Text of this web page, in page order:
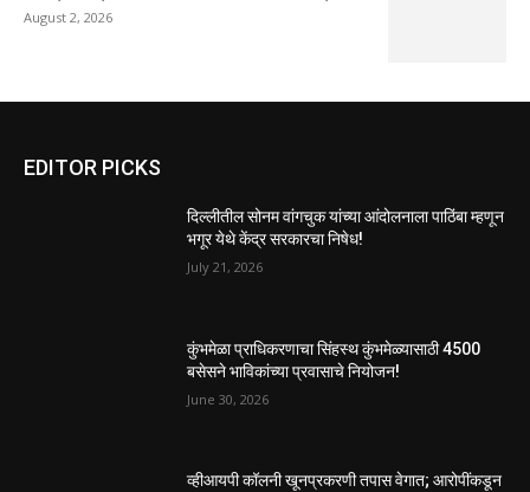
August 2, 2026
EDITOR PICKS
दिल्लीतील सोनम वांगचुक यांच्या आंदोलनाला पाठिंबा म्हणून
भगूर येथे केंद्र सरकारचा निषेध!
July 21, 2026
कुंभमेळा प्राधिकरणाचा सिंहस्थ कुंभमेळ्यासाठी 4500
बसेसने भाविकांच्या प्रवासाचे नियोजन!
June 30, 2026
व्हीआयपी कॉलनी खूनप्रकरणी तपास वेगात; आरोपींकडून